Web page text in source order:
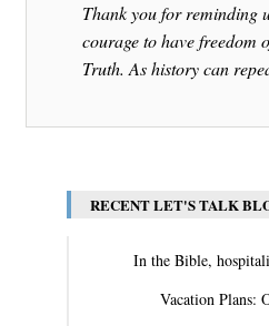
Thank you for reminding
courage to have freedom
Truth. As history can
RECENT LET'S TALK
In the Bible,
Vacation Plans: